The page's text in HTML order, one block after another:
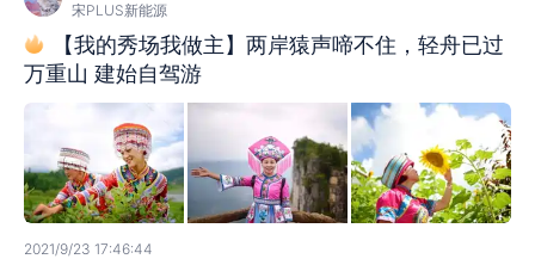
宋PLUS新能源
【我的秀场我做主】两岸猿声啼不住，轻舟已过
万重山 建始自驾游
2021/9/23 17:46:44